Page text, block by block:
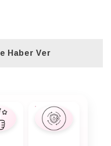
Haber Ver